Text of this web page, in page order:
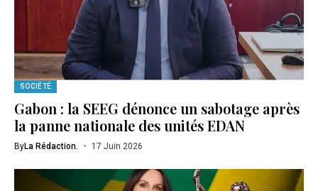
SOCIÉTÉ
Gabon : la SEEG dénonce un sabotage après
la panne nationale des unités EDAN
ByLa Rédaction. 17 Juin 2026